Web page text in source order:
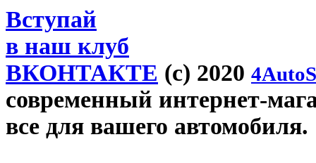
Вступай
в наш клуб
ВКОНТАКТЕ (c) 2020
современный интернет-
все для вашего автомобиля.